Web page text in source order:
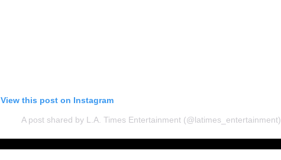
View this post on Instagram
A post shared by L.A. Times Entertainment (@latimes_entertainment)